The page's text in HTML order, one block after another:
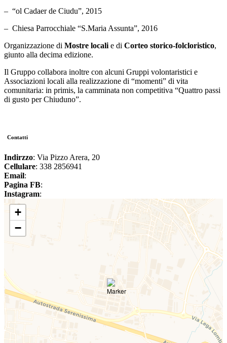
– “ol Cadaer de Ciudu”, 2015
– Chiesa Parrocchiale “S.Maria Assunta”, 2016
Organizzazione di Mostre locali e di Corteo storico-folcloristico,
giunto alla decima edizione.
Il Gruppo collabora inoltre con alcuni Gruppi volontaristici e
Associazioni locali alla realizzazione di “momenti” di vita
comunitaria: in primis, la camminata non competitiva “Quattro passi
di gusto per Chiuduno”.
Contatti
Indirzzo: Via Pizzo Arera, 20
Cellulare: 338 2856941
Email:
Pagina FB:
Instagram:
+
−